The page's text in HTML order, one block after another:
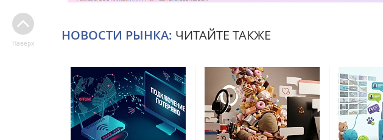
НОВОСТИ РЫНКА: ЧИТАЙТЕ ТАКЖЕ
Наверх